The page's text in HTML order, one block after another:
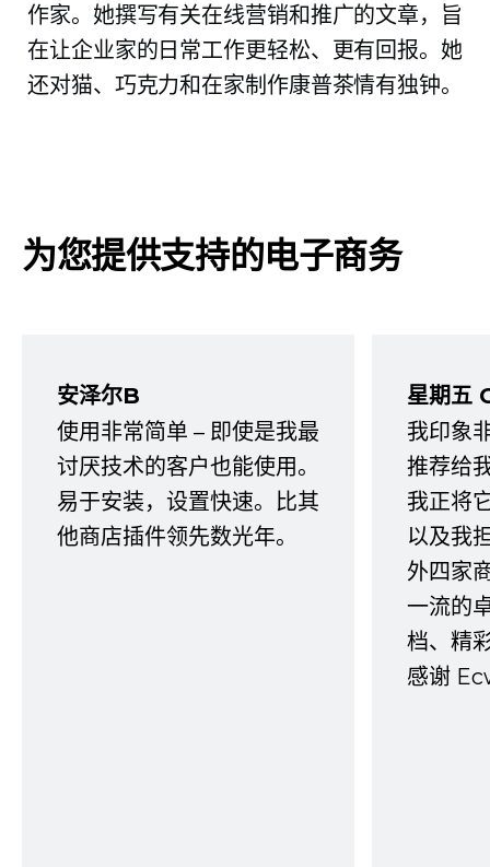
作家。她撰写有关在线营销和推广的文章，旨
在让企业家的日常工作更轻松、更有回报。她
还对猫、巧克力和在家制作康普茶情有独钟。
为您提供支持的电子商务
安泽尔B
使用非常简单 – 即使是我最
讨厌技术的客户也能使用。
易于安装，设置快速。比其
他商店插件领先数光年。
星期五
我印象
推荐给
我正将
以及我
外四家
一流的
档、精
感谢